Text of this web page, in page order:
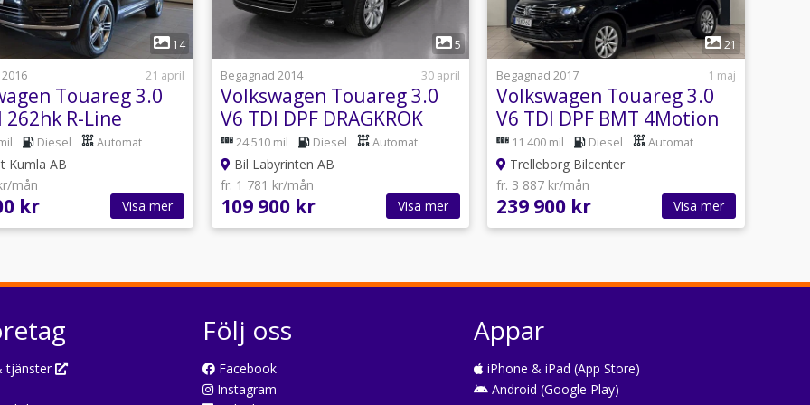
1
14
21 april
Touareg 3.0
262hk R-Line
Aut Drag
Diesel Automat
Kumla AB
mån
kr Visa mer
1
5
Begagnad 2014
30 april
Volkswagen Touareg 3.0
V6 TDI DPF DRAGKROK
4Motion TipTronic Euro 5
24 510 mil Diesel Automat
Bil Labyrinten AB
fr. 1 781 kr/mån
109 900 kr Visa mer
1
21
Begagnad 2017
1 maj
Volkswagen Touareg 3.0
V6 TDI DPF BMT 4Motion
TipTronic 204hk
11 400 mil Diesel Automat
Trelleborg Bilcenter
fr. 3 887 kr/mån
239 900 kr Visa mer
tjänster
Följ oss
Facebook
Instagram
Appar
iPhone & iPad (App Store)
Android (Google Play)